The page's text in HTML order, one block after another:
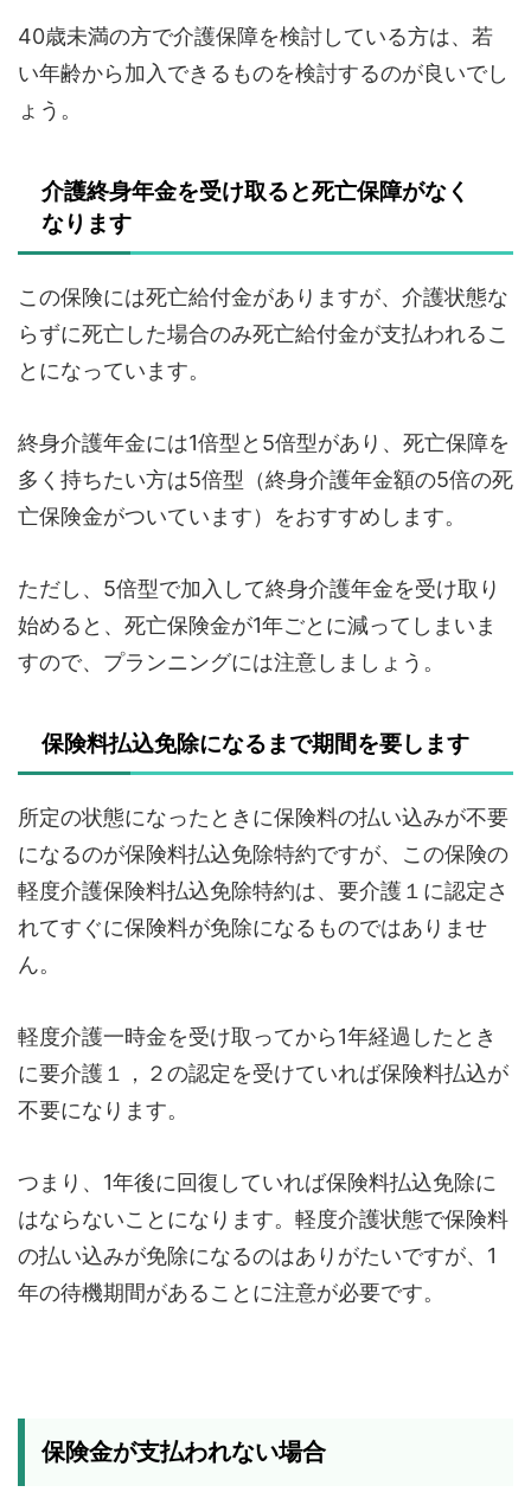
40歳未満の方で介護保障を検討している方は、若
い年齢から加入できるものを検討するのが良いでし
ょう。
介護終身年金を受け取ると死亡保障がなく
なります
この保険には死亡給付金がありますが、介護状態な
らずに死亡した場合のみ死亡給付金が支払われるこ
とになっています。
終身介護年金には1倍型と5倍型があり、死亡保障を
多く持ちたい方は5倍型（終身介護年金額の5倍の死
亡保険金がついています）をおすすめします。
ただし、5倍型で加入して終身介護年金を受け取り
始めると、死亡保険金が1年ごとに減ってしまいま
すので、プランニングには注意しましょう。
保険料払込免除になるまで期間を要します
所定の状態になったときに保険料の払い込みが不要
になるのが保険料払込免除特約ですが、この保険の
軽度介護保険料払込免除特約は、要介護１に認定さ
れてすぐに保険料が免除になるものではありませ
ん。
軽度介護一時金を受け取ってから1年経過したとき
に要介護１，２の認定を受けていれば保険料払込が
不要になります。
つまり、1年後に回復していれば保険料払込免除に
はならないことになります。軽度介護状態で保険料
の払い込みが免除になるのはありがたいですが、1
年の待機期間があることに注意が必要です。
保険金が支払われない場合